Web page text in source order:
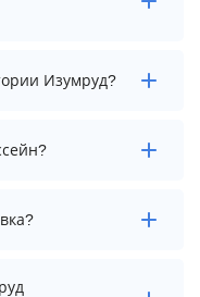
Изумруд
увидеть
Изумруд?
необходимо
бассейн.